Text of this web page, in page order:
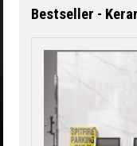
Bestseller -